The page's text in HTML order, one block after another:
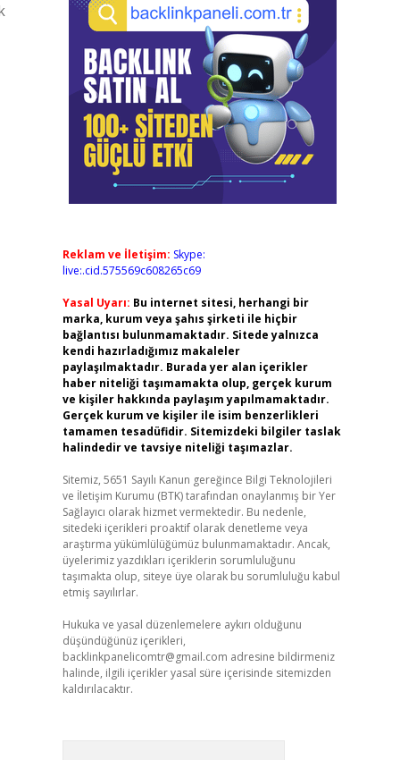
Reklam ve İletişim: Skype:
live:.cid.575569c608265c69
Yasal Uyarı: Bu internet sitesi, herhangi bir
marka, kurum veya şahıs şirketi ile hiçbir
bağlantısı bulunmamaktadır. Sitede yalnızca
kendi hazırladığımız makaleler
paylaşılmaktadır. Burada yer alan içerikler
haber niteliği taşımamakta olup, gerçek kurum
ve kişiler hakkında paylaşım yapılmamaktadır.
Gerçek kurum ve kişiler ile isim benzerlikleri
tamamen tesadüfidir. Sitemizdeki bilgiler taslak
halindedir ve tavsiye niteliği taşımazlar.
Sitemiz, 5651 Sayılı Kanun gereğince Bilgi Teknolojileri
ve İletişim Kurumu (BTK) tarafından onaylanmış bir Yer
Sağlayıcı olarak hizmet vermektedir. Bu nedenle,
sitedeki içerikleri proaktif olarak denetleme veya
araştırma yükümlülüğümüz bulunmamaktadır. Ancak,
üyelerimiz yazdıkları içeriklerin sorumluluğunu
taşımakta olup, siteye üye olarak bu sorumluluğu kabul
etmiş sayılırlar.
Hukuka ve yasal düzenlemelere aykırı olduğunu
düşündüğünüz içerikleri,
backlinkpanelicomtr@gmail.com adresine bildirmeniz
halinde, ilgili içerikler yasal süre içerisinde sitemizden
kaldırılacaktır.